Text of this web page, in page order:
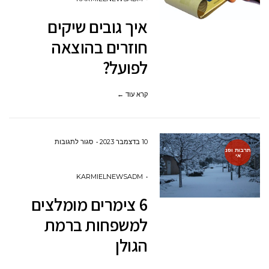
חוזרים
בהוצאה
איך גובים שיקים
חוזרים בהוצאה
לפועל?
קרא עוד ←
תרבות ופנ
אי
10 בדצמבר 2023 סגור לתגובותעל
למשפחות
ברמת
KARMIELNEWSADM
6 צימרים מומלצים
למשפחות ברמת
הגולן